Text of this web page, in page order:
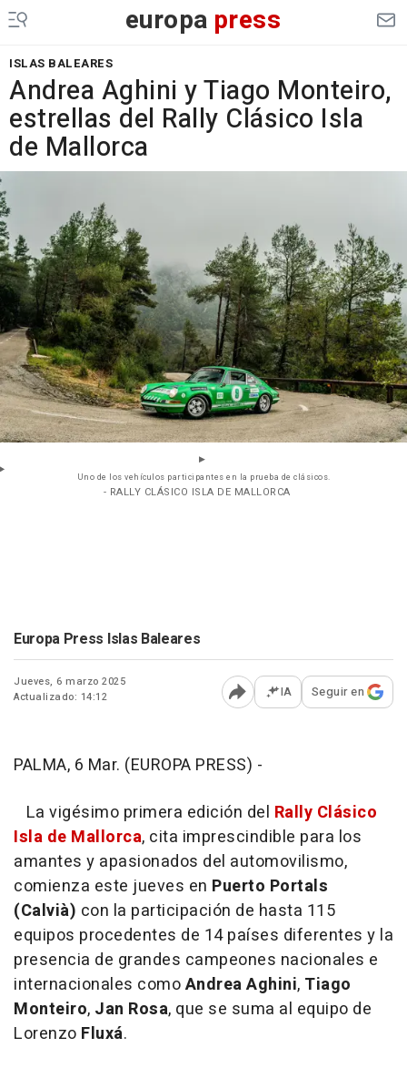
europa press
ISLAS BALEARES
Andrea Aghini y Tiago Monteiro,
estrellas del Rally Clásico Isla
de Mallorca
Uno de los vehículos participantes en la prueba de clásicos.
- RALLY CLÁSICO ISLA DE MALLORCA
Europa Press Islas Baleares
Jueves, 6 marzo 2025
Actualizado: 14:12
Abrir opciones para
IA Seguir en
PALMA, 6 Mar. (EUROPA PRESS) -
La vigésimo primera edición del Rally Clásico
Isla de Mallorca, cita imprescindible para los
amantes y apasionados del automovilismo,
comienza este jueves en Puerto Portals
(Calvià) con la participación de hasta 115
equipos procedentes de 14 países diferentes y la
presencia de grandes campeones nacionales e
internacionales comoAndrea Aghini, Tiago
Monteiro, Jan Rosa, que se suma al equipo de
Lorenzo Fluxá.